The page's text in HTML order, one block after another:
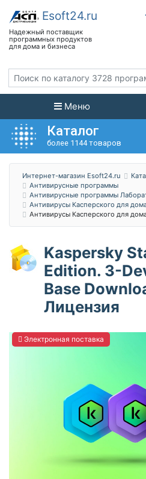
Меню
Каталог
более 1144 товаров
Интернет-магазин Esoft24.ru
Антивирусные программы
Антивирусные программы
Антивирусы Касперского для
Антивирусы Касперского для
Kaspersky
Edition. 3-
Base
Лицензия
Электронная поставка